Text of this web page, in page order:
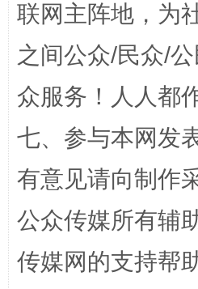
站台名比不上好声名
漫山遍野的桃花与雪山、麦地
联网主阵地，为
之间公众/民众/
众服务！人人都
七、参与本网发
有意见请向制作
公众传媒所有辅
传媒网的支持帮